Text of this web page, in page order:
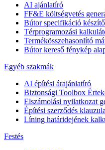
AI ajánlatíró
FF&E költségvetés
Bútor specifikáció készítő
Térprogramozási
Termékösszehasonlító
Bútor kereső fénykép
Egyéb szakmák
AI építési árajánlatíró
Biztonsági Toolbox
Elszámolási nyilatkozat
Építési szerződés
Líning határidejének
Festés